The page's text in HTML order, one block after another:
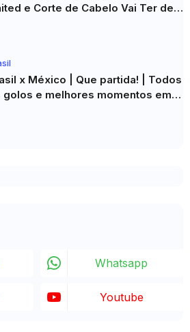
e Corte de Cabelo Vai Ter de
x México | Que partida! | Todos
golos e melhores momentos em
Whatsapp
Youtube